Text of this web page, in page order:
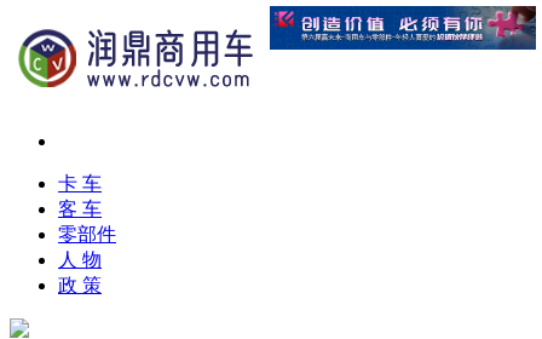
卡 车
客 车
零部件
人 物
政 策